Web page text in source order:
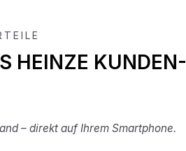
HEINZE KUNDEN-
– direkt auf Ihrem Smartphone.